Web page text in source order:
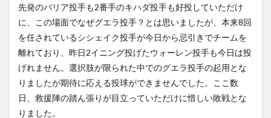
ダルビッシ
ュ ここまで
の内容
DBacks
vs
Padres
ハイラ
イト
先発のバリア投手も2番手のキハダ投手も好投していただけ
に、この場面でなぜグエラ投手？とは思いましたが、本来8回
を任されているシシェイク投手が今日から忌引きでチームを
離れており、昨日2イニング投げたウォーレン投手も今日は投
げれません。選択肢が限られた中でのグエラ投手の起用とな
りましたが期待に応える投球ができませんでした。ここ数
日、救援陣の踏ん張りが目立っていただけに惜しい敗戦とな
りました。